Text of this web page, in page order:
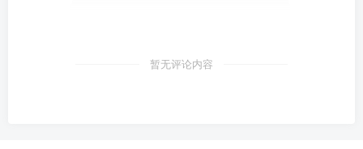
暂无评论内容